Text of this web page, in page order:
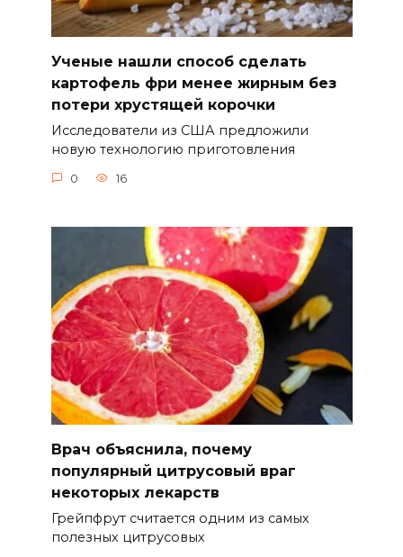
Ученые нашли способ сделать
картофель фри менее жирным без
потери хрустящей корочки
Исследователи из США предложили
новую технологию приготовления
0 16
Врач объяснила, почему
популярный цитрусовый враг
некоторых лекарств
Грейпфрут считается одним из самых
полезных цитрусовых